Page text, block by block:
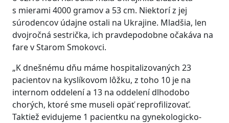
s mierami 4000 gramov a 53 cm. Niektorí z jej
súrodencov údajne ostali na Ukrajine. Mladšia, len
dvojročná sestrička, ich pravdepodobne očakáva na
fare v Starom Smokovci.
„K dnešnému dňu máme hospitalizovaných 23
pacientov na kyslíkovom lôžku, z toho 10 je na
internom oddelení a 13 na oddelení dlhodobo
chorých, ktoré sme museli opäť reprofilizovať.
Taktiež evidujeme 1 pacientku na gynekologicko-